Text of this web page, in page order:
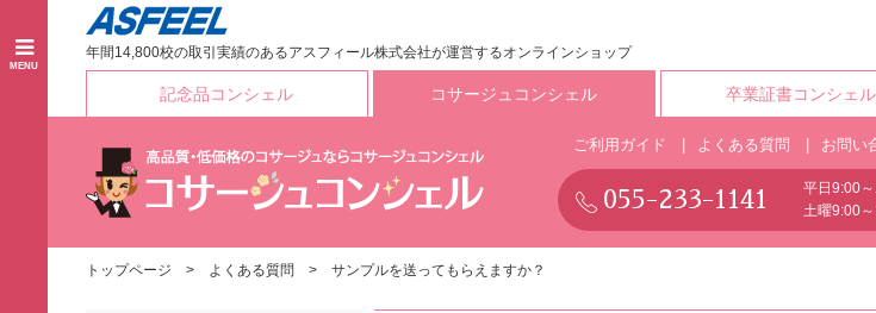
年間14,800校の取引実績のあるアスフィール株式会社が運営するオンラインショップ
記念品コンシェル コサージュコンシェル 卒業証書コンシェル
ご利用ガイド よくある質問 お問い
055-233-1141
平日9:00
土曜9:00
トップページ よくある質問 サンプルを送ってもらえますか？
MENU